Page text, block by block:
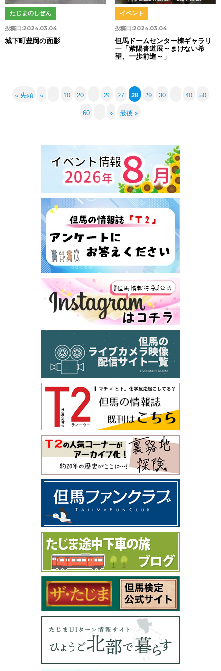
投稿日:2024.03.04
たじまのしぜん
城下町豊岡の面影
投稿日:2024.03.04
イベント
但馬ドームセンター棟ギャラリ
ー「紫陽書道展～まけない希
望、一歩前進～」
« 先頭 « 10 20 26 27 28 29 30 40 50
60 » 最後 »